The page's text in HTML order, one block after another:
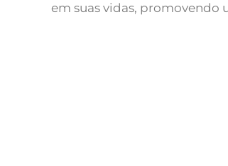
em suas vidas, promovendo